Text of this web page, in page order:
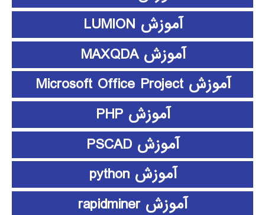
آموزش LUMION
آموزش MAXQDA
آموزش Microsoft Office Project
آموزش PHP
آموزش PSCAD
آموزش python
آموزش rapidminer